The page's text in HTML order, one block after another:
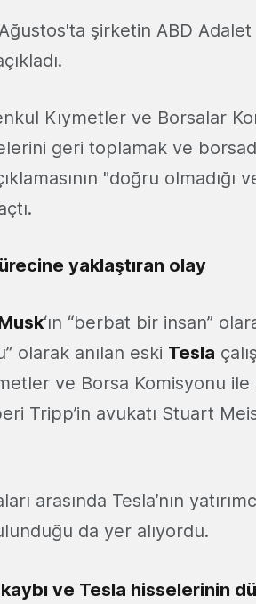
şirketin ABD Adalet
Kıymetler ve Borsalar
geri toplamak ve
"doğru olmadığı
yaklaştıran olay
‘ın “berbat bir insan”
olarak anılan eski Tesla
ve Borsa Komisyonu ile
Tripp’in avukatı Stuart
arasında Tesla’nın
da yer alıyordu.
ve Tesla hisselerinin